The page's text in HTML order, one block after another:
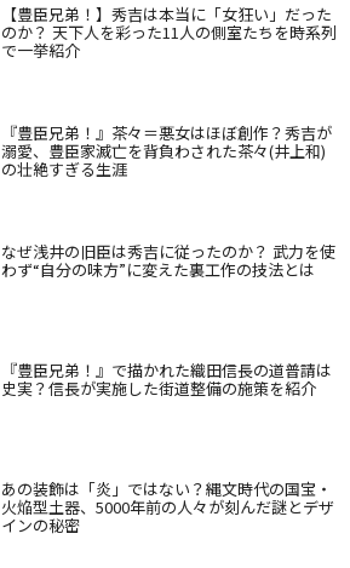
【豊臣兄弟！】秀吉は本当に「女狂い」だった
のか？ 天下人を彩った11人の側室たちを時系列
で一挙紹介
『豊臣兄弟！』茶々＝悪女はほぼ創作？秀吉が
溺愛、豊臣家滅亡を背負わされた茶々(井上和)
の壮絶すぎる生涯
なぜ浅井の旧臣は秀吉に従ったのか？ 武力を使
わず“自分の味方”に変えた裏工作の技法とは
『豊臣兄弟！』で描かれた織田信長の道普請は
史実？信長が実施した街道整備の施策を紹介
あの装飾は「炎」ではない？縄文時代の国宝・
火焔型土器、5000年前の人々が刻んだ謎とデザ
インの秘密